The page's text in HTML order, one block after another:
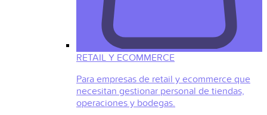
RETAIL Y ECOMMERCE
Para empresas de retail y ecommerce que
necesitan gestionar personal de tiendas,
operaciones y bodegas.